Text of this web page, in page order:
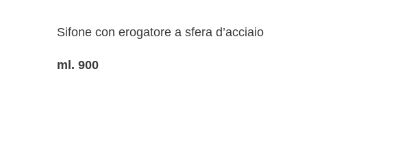
Sifone con erogatore a sfera d’acciaio
ml. 900